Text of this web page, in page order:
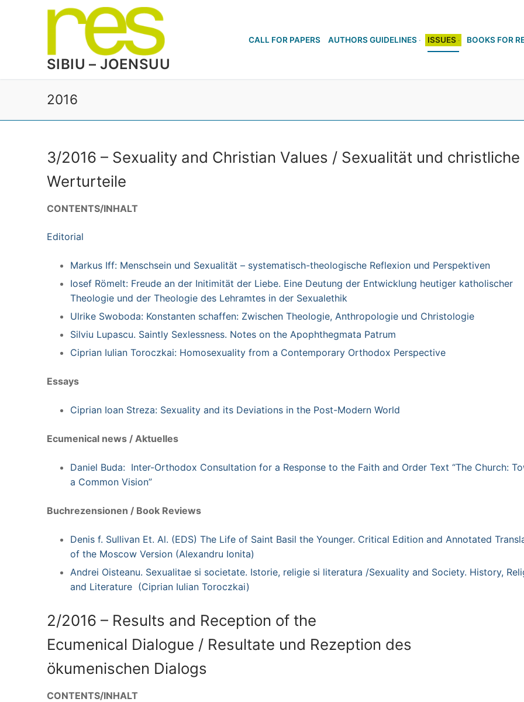
SIBIU – JOENSUU
CALL FOR PAPERS AUTHORS GUIDELINES ISSUES BOOKS FOR
2016
3/2016 – Sexuality and Christian Values / Sexualität und christliche
Werturteile
CONTENTS/INHALT
Editorial
Markus Iff: Menschsein und Sexualität – systematisch-theologische Reflexion und Perspektiven
Iosef Römelt: Freude an der Initimität der Liebe. Eine Deutung der Entwicklung heutiger katholischer
Theologie und der Theologie des Lehramtes in der Sexualethik
Ulrike Swoboda: Konstanten schaffen: Zwischen Theologie, Anthropologie und Christologie
Silviu Lupascu. Saintly Sexlessness. Notes on the Apophthegmata Patrum
Ciprian Iulian Toroczkai: Homosexuality from a Contemporary Orthodox Perspective
Essays
Ciprian Ioan Streza: Sexuality and its Deviations in the Post-Modern World
Ecumenical news / Aktuelles
Daniel Buda: Inter-Orthodox Consultation for a Response to the Faith and Order Text “The Church:
a Common Vision”
Buchrezensionen / Book Reviews
Denis f. Sullivan Et. Al. (EDS) The Life of Saint Basil the Younger. Critical Edition and Annotated
of the Moscow Version (Alexandru Ionita)
Andrei Oisteanu. Sexualitae si societate. Istorie, religie si literatura /Sexuality and Society. History,
and Literature (Ciprian Iulian Toroczkai)
2/2016 – Results and Reception of the
Ecumenical Dialogue / Resultate und Rezeption des
ökumenischen Dialogs
CONTENTS/INHALT